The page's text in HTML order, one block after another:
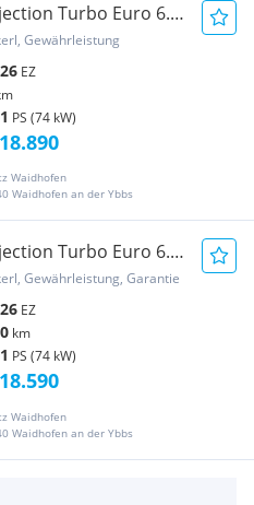
Turbo Euro 6.4
Gewährleistung
EZ
PS (74 kW)
Waidhofen
Waidhofen an der Ybbs
Turbo Euro 6.4
Gewährleistung, Garantie
EZ
km
PS (74 kW)
Waidhofen
Waidhofen an der Ybbs